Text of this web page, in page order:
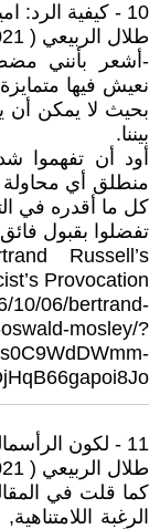
10 - كيفية الرد: امين معلوف وبرتراند رسل!
طلال الربيعي ( 2021 / 2 / 1 - 03:54 )
-أشعر بأنني
نعيش فيها
بحيث لا يمكن أن
بيننا.
أود أن تفهموا
منطلق أي
كل ما أقدره في
تفضلوا بقبول فائق
Russell’s
Provocation
10/06/bertrand-
mosley/?
11 - لكون الرأسمالية عصاب تزيد هي من تعاسة البشر
طلال الربيعي ( 2021 / 2 / 1 - 08:35 )
كما قلت في
الرغبة